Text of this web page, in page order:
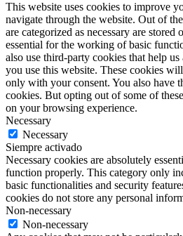
This website uses cookies to improve
navigate through the website. Out of
are categorized as necessary are stored
essential for the working of basic
also use third-party cookies that help
you use this website. These cookies
only with your consent. You also have
cookies. But opting out of some of
on your browsing experience.
Necessary
Necessary
Siempre activado
Necessary cookies are absolutely
function properly. This category only
basic functionalities and security
cookies do not store any personal
Non-necessary
Non-necessary